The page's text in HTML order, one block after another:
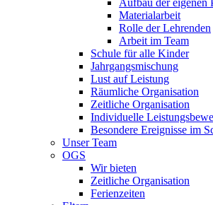
Aufbau der eigenen
Materialarbeit
Rolle der Lehrenden
Arbeit im Team
Schule für alle Kinder
Jahrgangsmischung
Lust auf Leistung
Räumliche Organisation
Zeitliche Organisation
Individuelle
Besondere Ereignisse im
Unser Team
OGS
Wir bieten
Zeitliche Organisation
Ferienzeiten